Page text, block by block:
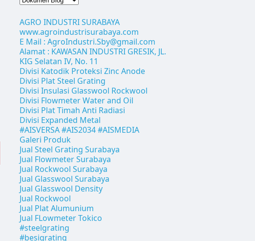
AGRO INDUSTRI SURABAYA
www.agroindustrisurabaya.com
E Mail : AgroIndustri.Sby@gmail.com
Alamat : KAWASAN INDUSTRI GRESIK, JL.
KIG Selatan IV, No. 11
Divisi Katodik Proteksi Zinc Anode
Divisi Plat Steel Grating
Divisi Insulasi Glasswool Rockwool
Divisi Flowmeter Water and Oil
Divisi Plat Timah Anti Radiasi
Divisi Expanded Metal
#AISVERSA #AIS2034 #AISMEDIA
Galeri Produk
Jual Steel Grating Surabaya
Jual Flowmeter Surabaya
Jual Rockwool Surabaya
Jual Glasswool Surabaya
Jual Glasswool Density
Jual Rockwool
Jual Plat Alumunium
Jual FLowmeter Tokico
#steelgrating
#besigrating